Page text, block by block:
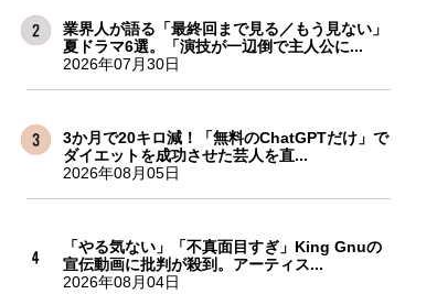
業界人が語る「最終回まで見る／もう見ない」
夏ドラマ6選。「演技が一辺倒で主人公に...
2026年07月30日
3か月で20キロ減！「無料のChatGPTだけ」で
ダイエットを成功させた芸人を直...
2026年08月05日
「やる気ない」「不真面目すぎ」King Gnuの
宣伝動画に批判が殺到。アーティス...
2026年08月04日